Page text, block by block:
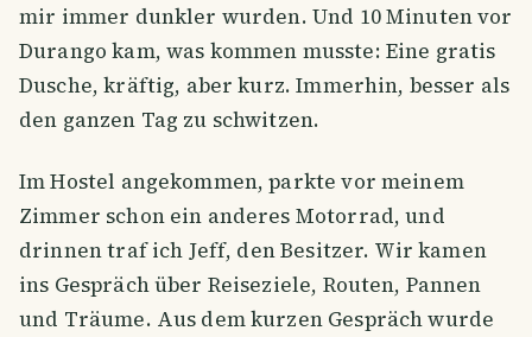
mir immer dunkler wurden. Und 10 Minuten vor
Durango kam, was kommen musste: Eine gratis
Dusche, kräftig, aber kurz. Immerhin, besser als
den ganzen Tag zu schwitzen.
Im Hostel angekommen, parkte vor meinem
Zimmer schon ein anderes Motorrad, und
drinnen traf ich Jeff, den Besitzer. Wir kamen
ins Gespräch über Reiseziele, Routen, Pannen
und Träume. Aus dem kurzen Gespräch wurde